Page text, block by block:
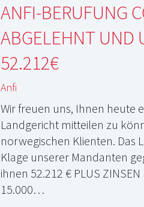
ANFI-BERUFUNG
ABGELEHNT UND
52.212€
Anfi
Wir freuen uns, Ihnen heute
Landgericht mitteilen zu
norwegischen Klienten. Das
Klage unserer Mandanten
ihnen 52.212 € PLUS
15.000…